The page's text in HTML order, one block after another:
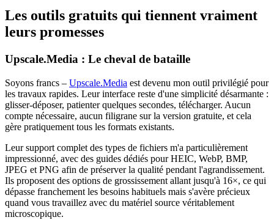
Les outils gratuits qui tiennent vraiment
leurs promesses
Upscale.Media : Le cheval de bataille
Soyons francs – Upscale.Media est devenu mon outil privilégié pour
les travaux rapides. Leur interface reste d'une simplicité désarmante :
glisser-déposer, patienter quelques secondes, télécharger. Aucun
compte nécessaire, aucun filigrane sur la version gratuite, et cela
gère pratiquement tous les formats existants.
Leur support complet des types de fichiers m'a particulièrement
impressionné, avec des guides dédiés pour HEIC, WebP, BMP,
JPEG et PNG afin de préserver la qualité pendant l'agrandissement.
Ils proposent des options de grossissement allant jusqu'à 16×, ce qui
dépasse franchement les besoins habituels mais s'avère précieux
quand vous travaillez avec du matériel source véritablement
microscopique.